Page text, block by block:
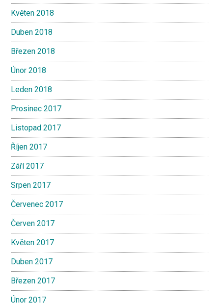
Květen 2018
Duben 2018
Březen 2018
Únor 2018
Leden 2018
Prosinec 2017
Listopad 2017
Říjen 2017
Září 2017
Srpen 2017
Červenec 2017
Červen 2017
Květen 2017
Duben 2017
Březen 2017
Únor 2017